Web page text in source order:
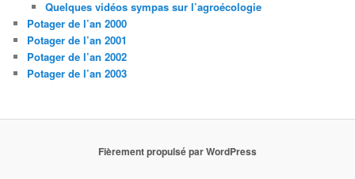
Quelques vidéos sympas sur l’agroécologie
Potager de l’an 2000
Potager de l’an 2001
Potager de l’an 2002
Potager de l’an 2003
Fièrement propulsé par WordPress